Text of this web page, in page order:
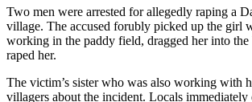
Two men were arrested for allegedly raping a
village. The accused forubly picked up the girl
working in the paddy field, dragged her into the
raped her.
The victim’s sister who was also working with
villagers about the incident. Locals